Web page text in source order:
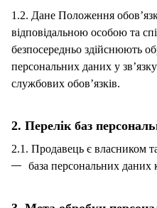
1.2. Дане Положення
відповідальною особою та
безпосередньо здійснюють
персональних даних у
службових обов’язків.
2. Перелік баз
2.1. Продавець є власником
база персональних даних